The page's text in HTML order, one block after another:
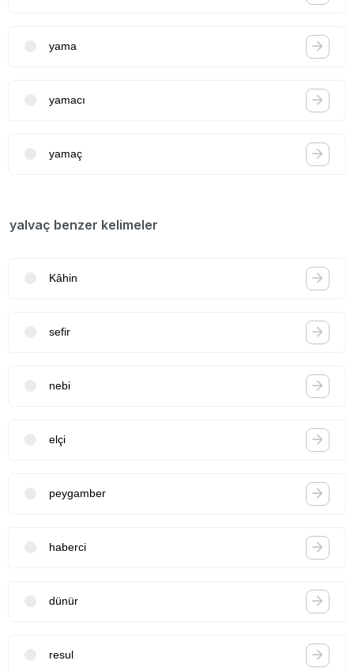
yama
yamacı
yamaç
yalvaç benzer kelimeler
Kâhin
sefir
nebi
elçi
peygamber
haberci
dünür
resul